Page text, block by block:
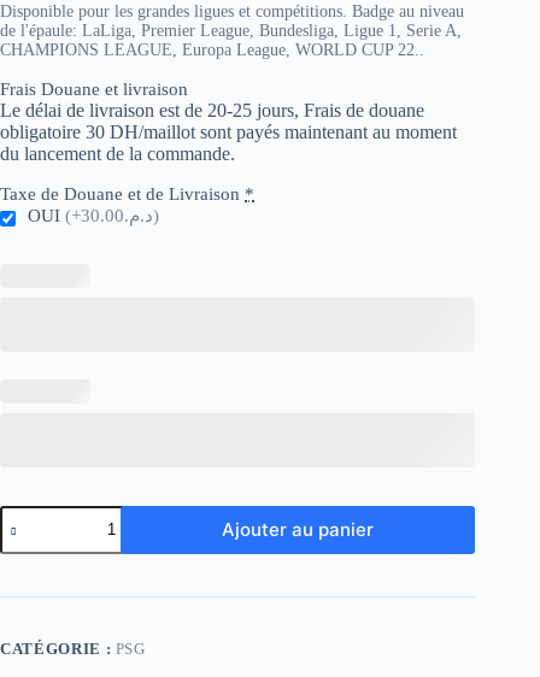
Disponible pour les grandes ligues et compétitions. Badge au niveau
de l'épaule: LaLiga, Premier League, Bundesliga, Ligue 1, Serie A,
CHAMPIONS LEAGUE, Europa League, WORLD CUP 22..
Frais Douane et livraison
Le délai de livraison est de 20-25 jours, Frais de douane
obligatoire 30 DH/maillot sont payés maintenant au moment
du lancement de la commande.
Taxe de Douane et de Livraison *
OUI
(+د.م.30.00)
quantité
de
PSG
01-
Away
Ajouter au panier
CATÉGORIE : PSG